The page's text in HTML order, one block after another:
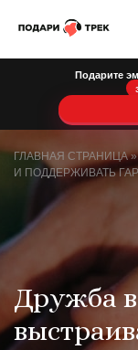
Подарите
ГЛАВНАЯ СТРАНИЦА
И ПОДДЕРЖИВАТЬ
Дружба